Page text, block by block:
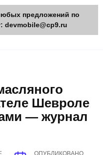
техники,
Шевроле
— журнал
ОПУБЛИКОВАНО
предложений по
devmobile@cp9.ru